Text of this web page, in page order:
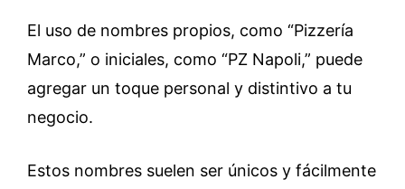
El uso de nombres propios, como “Pizzería
Marco,” o iniciales, como “PZ Napoli,” puede
agregar un toque personal y distintivo a tu
negocio.
Estos nombres suelen ser únicos y fácilmente